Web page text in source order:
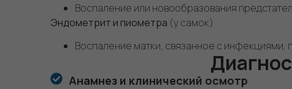
Воспаление или новообразования
Эндометрит и пиометра (у самок)
Воспаление матки, связанное с
Анамнез и клинический осмотр